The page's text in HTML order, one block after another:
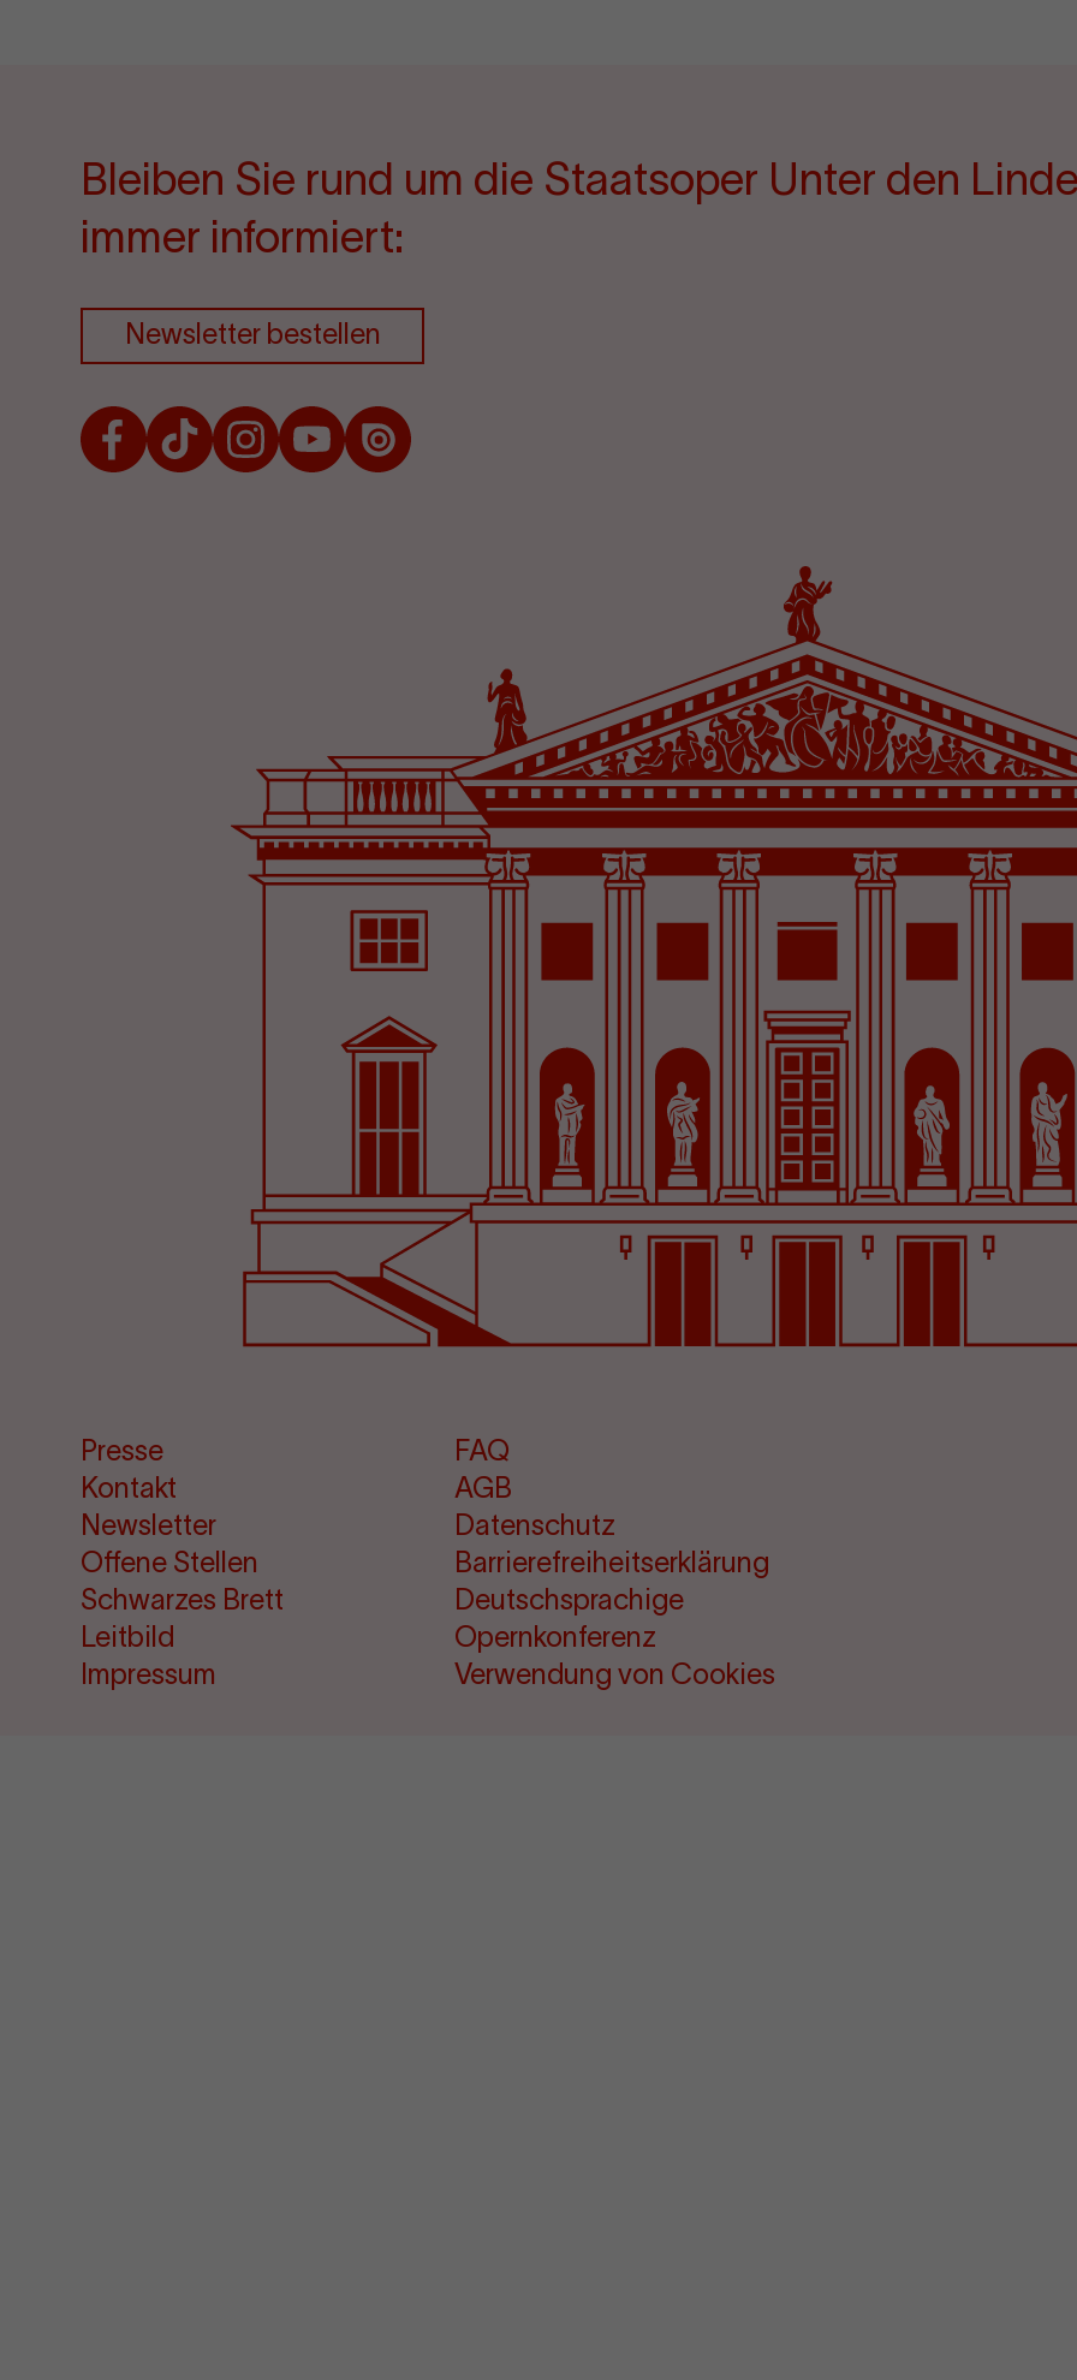
Bleiben Sie rund um die Staatsoper Unter den
immer informiert:
Newsletter bestellen
Facebook
TikTokInstagram
Youtube
Issuu
Presse
Kontakt
Newsletter
Offene Stellen
Schwarzes Brett
Leitbild
Impressum
FAQ
AGB
Datenschutz
Barrierefreiheitserklärung
Deutschsprachige
Opernkonferenz
Verwendung von Cookies